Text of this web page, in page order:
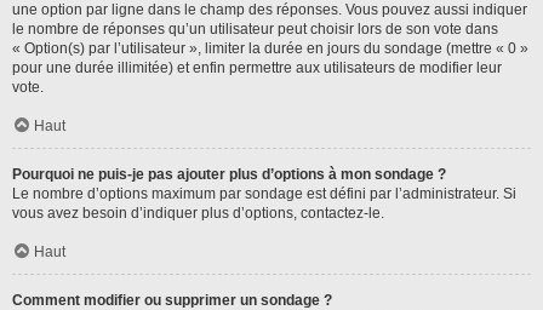
une option par ligne dans le champ des réponses. Vous pouvez aussi indiquer
le nombre de réponses qu’un utilisateur peut choisir lors de son vote dans
« Option(s) par l’utilisateur », limiter la durée en jours du sondage (mettre « 0 »
pour une durée illimitée) et enfin permettre aux utilisateurs de modifier leur
vote.
Haut
Pourquoi ne puis-je pas ajouter plus d’options à mon sondage ?
Le nombre d’options maximum par sondage est défini par l’administrateur. Si
vous avez besoin d’indiquer plus d’options, contactez-le.
Haut
Comment modifier ou supprimer un sondage ?